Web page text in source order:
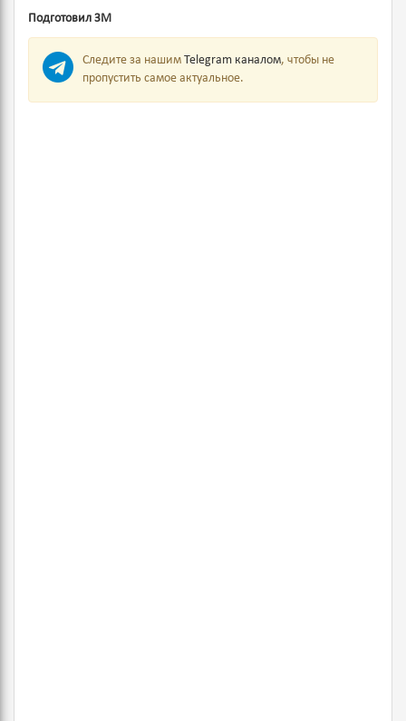
Подготовил ЗМ
Следите за нашим Telegram каналом, чтобы не
пропустить самое актуальное.